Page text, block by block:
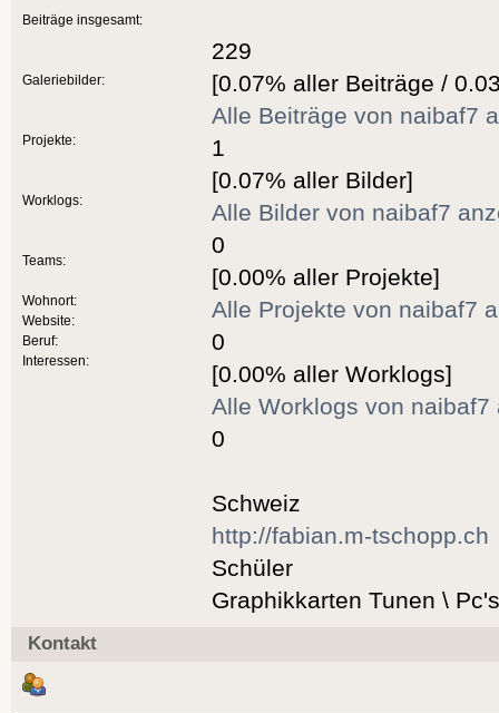
Beiträge insgesamt:
Galeriebilder:
Projekte:
Worklogs:
Teams:
Wohnort:
Website:
Beruf:
Interessen:
229
[0.07% aller Beiträge /
Alle Beiträge von naibaf7
1
[0.07% aller Bilder]
Alle Bilder von naibaf7
0
[0.00% aller Projekte]
Alle Projekte von naibaf7
0
[0.00% aller Worklogs]
Alle Worklogs von naibaf7
0
Schweiz
http://fabian.m-tschopp.ch
Schüler
Graphikkarten Tunen \
Kontakt